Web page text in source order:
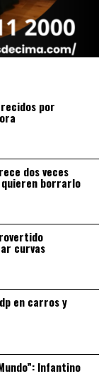
por
dos veces
borrarlo
curvas
en carros y
Infantino